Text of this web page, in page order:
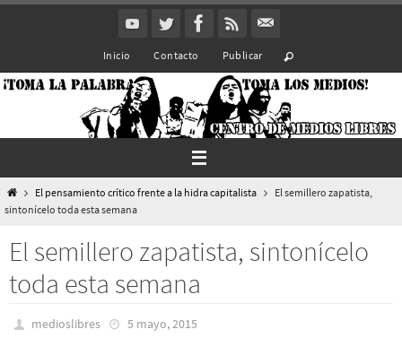
Inicio Contacto Publicar
InicioEl pensamiento crítico frente a la hidra capitalista
El semillero zapatista,
sintonícelo toda esta semana
El semillero zapatista, sintonícelo
toda esta semana
medioslibres
5 mayo, 2015